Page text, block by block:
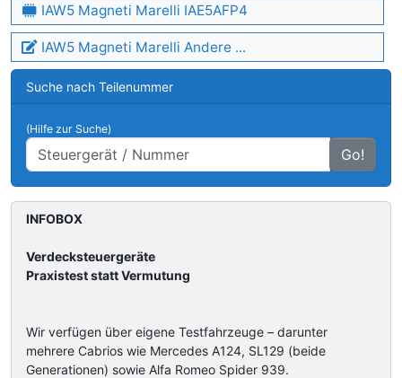
IAW5 Magneti Marelli IAE5AFP4
IAW5 Magneti Marelli Andere ...
Suche nach Teilenummer
(Hilfe zur Suche)
Go!
INFOBOX
Verdecksteuergeräte
Praxistest statt Vermutung
Wir verfügen über eigene Testfahrzeuge – darunter
mehrere Cabrios wie Mercedes A124, SL129 (beide
Generationen) sowie Alfa Romeo Spider 939.